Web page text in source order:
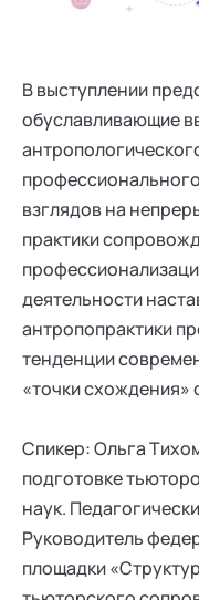
В выступлении
обуславливающие
взглядов на
практики
деятельности
антропопрактики
тенденции
«точки схождения»
Спикер: Ольга
подготовке
наук.
Руководитель
площадки
Профессионалам